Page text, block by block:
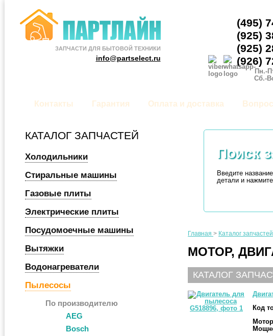
ЗАПЧАСТИ ДЛЯ БЫТОВОЙ ТЕХНИКИ
info@partselect.ru
(495)
(925)
(925)
(926)
Пн.-
Сб.-
Контакты Гарантия Оплата и доставка
КАТАЛОГ ЗАПЧАСТЕЙ
Холодильники
Стиральные машины
Газовые плиты
Электрические плиты
Посудомоечные машины
Вытяжки
Водонагреватели
Пылесосы
По производителю
AEG
Bosch
Поиск
Введите
детали и
Главная > Каталог запчастей
МОТОР,
КАТАЛОГ
Код